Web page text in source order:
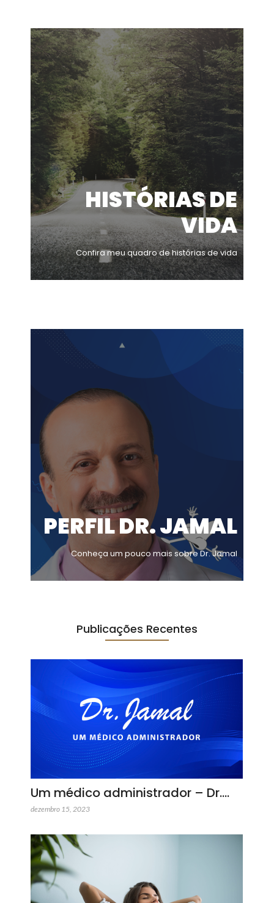
HISTÓRIAS DE
VIDA
Confira meu quadro de histórias de vida
PERFIL DR. JAMAL
Conheça um pouco mais sobre Dr. Jamal
Publicações Recentes
Um médico administrador – Dr.…
dezembro 15, 2023